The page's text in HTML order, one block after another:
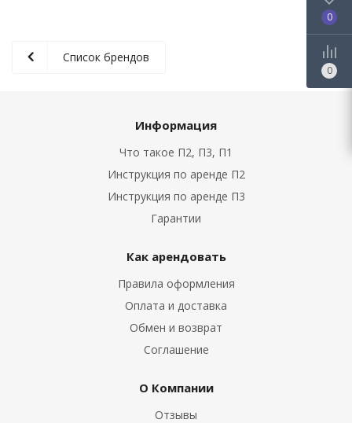
Список брендов
Информация
Что такое П2, П3, П1
Инструкция по аренде П2
Инструкция по аренде П3
Гарантии
Как арендовать
Правила оформления
Оплата и доставка
Обмен и возврат
Соглашение
О Компании
Отзывы
0
0